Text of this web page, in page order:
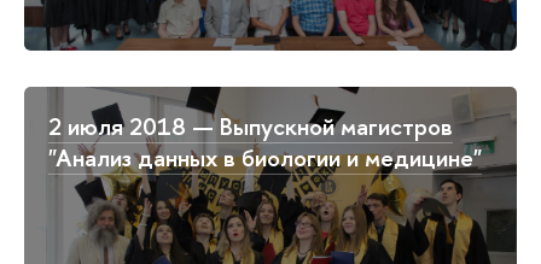
2 июля 2018 — Выпускной магистров
"Анализ данных в биологии и медицине"